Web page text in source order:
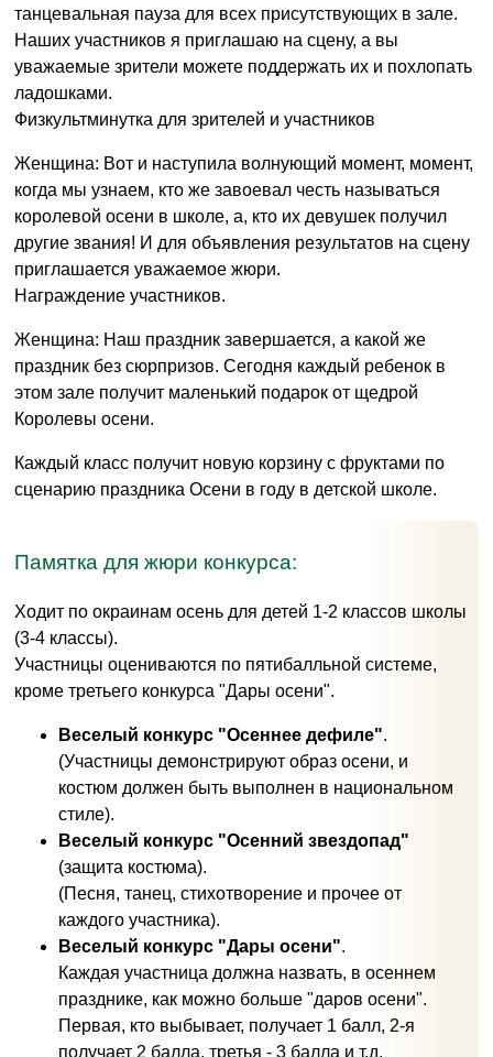
танцевальная пауза для всех присутствующих в зале.
Наших участников я приглашаю на сцену, а вы
уважаемые зрители можете поддержать их и похлопать
ладошками.
Физкультминутка для зрителей и участников
Женщина: Вот и наступила волнующий момент, момент,
когда мы узнаем, кто же завоевал честь называться
королевой осени в школе, а, кто их девушек получил
другие звания! И для объявления результатов на сцену
приглашается уважаемое жюри.
Награждение участников.
Женщина: Наш праздник завершается, а какой же
праздник без сюрпризов. Сегодня каждый ребенок в
этом зале получит маленький подарок от щедрой
Королевы осени.
Каждый класс получит новую корзину с фруктами по
сценарию праздника Осени в году в детской школе.
Памятка для жюри конкурса:
Ходит по окраинам осень для детей 1-2 классов школы
(3-4 классы).
Участницы оцениваются по пятибалльной системе,
кроме третьего конкурса "Дары осени".
Веселый конкурс "Осеннее дефиле".
(Участницы демонстрируют образ осени, и
костюм должен быть выполнен в национальном
стиле).
Веселый конкурс "Осенний звездопад"
(защита костюма).
(Песня, танец, стихотворение и прочее от
каждого участника).
Веселый конкурс "Дары осени".
Каждая участница должна назвать, в осеннем
празднике, как можно больше "даров осени".
Первая, кто выбывает, получает 1 балл, 2-я
получает 2 балла, третья - 3 балла и т.д.